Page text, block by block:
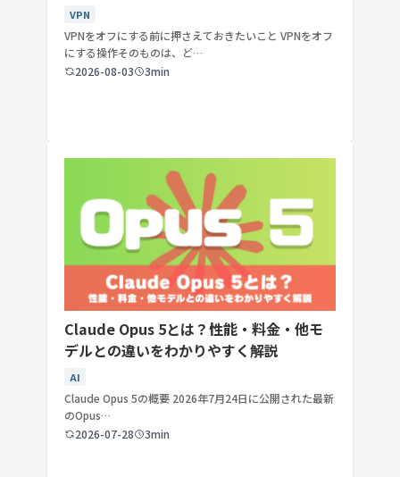
VPN
VPNをオフにする前に押さえておきたいこと VPNをオフ
にする操作そのものは、ど…
2026-08-03
3min
Claude Opus 5とは？性能・料金・他モ
デルとの違いをわかりやすく解説
AI
Claude Opus 5の概要 2026年7月24日に公開された最新
のOpus…
2026-07-28
3min